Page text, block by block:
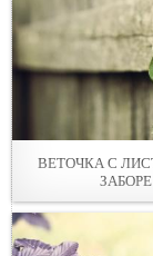
ВЕТОЧКА С
ЗАБOРЕ